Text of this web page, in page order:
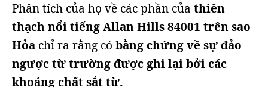
Phân tích của họ về các phần của thiên
thạch nổi tiếng Allan Hills 84001 trên sao
Hỏa chỉ ra rằng có bằng chứng về sự đảo
ngược từ trường được ghi lại bởi các
khoáng chất sắt từ.